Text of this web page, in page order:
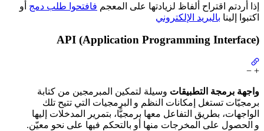
إذا أردتم اقتراح ألفاظ لزيادتها على المعجم فافتحوا طلب دمج أو
اكتبوا إلينا بالبريد الإلكتروني
API (Application Programming Interface)
+
−
واجهة برمجة التطبيقات وسيلة لتمكين المبرمجين من كتابة
برمجيّات تستغل إمكانات النظم و البرمجيات التي تتيح تلك
الواجهات، بطريق التفاعل معها برمجيًّا، بتمرير المدخلات إليها
و الحصول على المخرجات منها أو بالتحكم فيها على نحو معيّن.